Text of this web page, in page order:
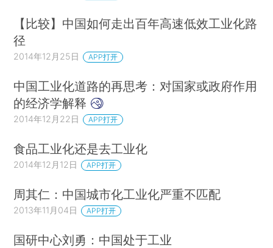
【比较】中国如何走出百年高速低效工业化路
径
2014年12月25日 APP打开
中国工业化道路的再思考：对国家或政府作用
的经济学解释
2014年12月22日 APP打开
食品工业化还是去工业化
2014年12月12日 APP打开
周其仁：中国城市化工业化严重不匹配
2013年11月04日 APP打开
国研中心刘勇：中国处于工业